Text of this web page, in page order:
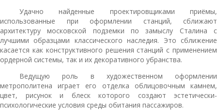
Удачно найденные проектировщиками приёмы,
использованные при оформлении станций, сближают
архитектуру московской подземки по замыслу Сталина с
лучшими образцами классического наследия. Это сближение
касается как конструктивного решения станций с применением
ордерной системы, так и их декоративного убранства.
Ведущую роль в художественном оформлении
метрополитена играет его отделка облицовочным камнем,
цвет, рисунок и блеск которого создают эстетически-
психологические условия среды обитания пассажиров.